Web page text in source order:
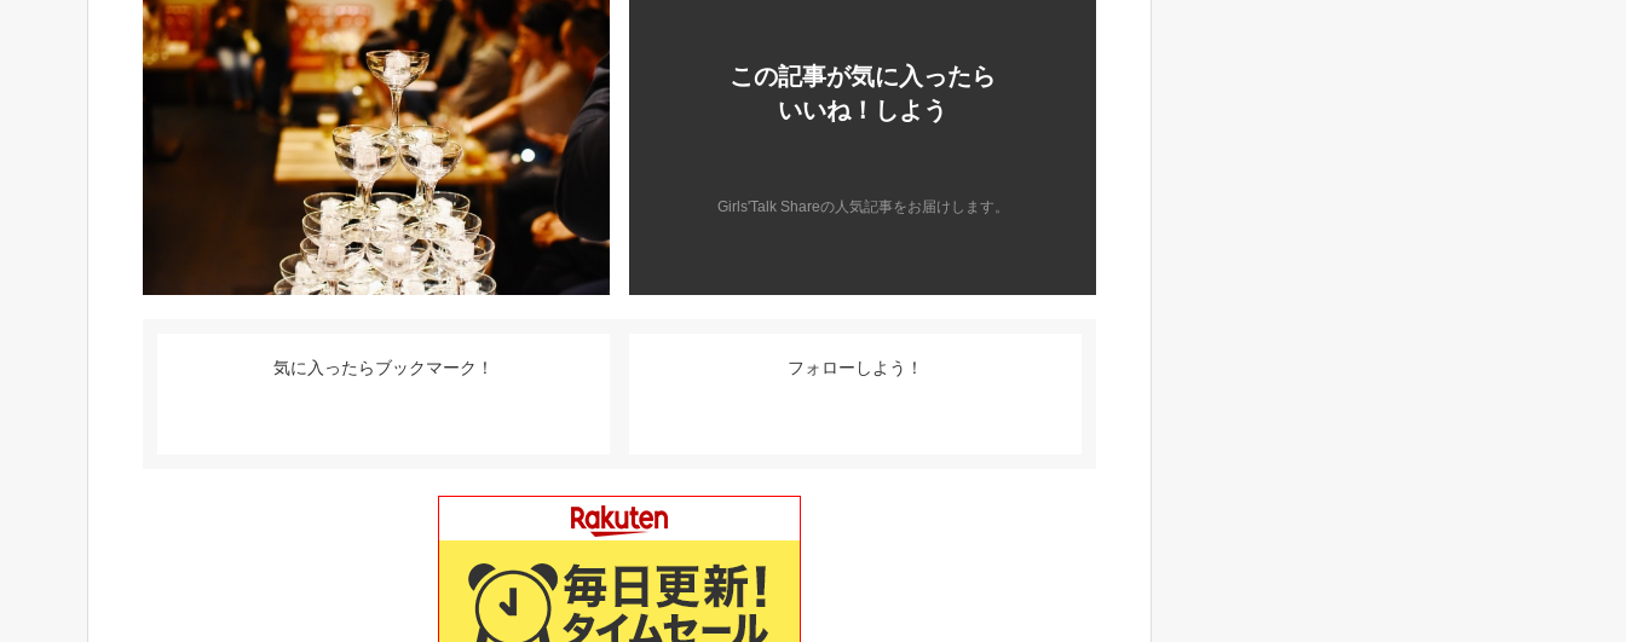
この記事が気に入ったら
いいね！しよう
Girls'Talk Shareの人気記事をお届けします。
気に入ったらブックマーク！ フォローしよう！